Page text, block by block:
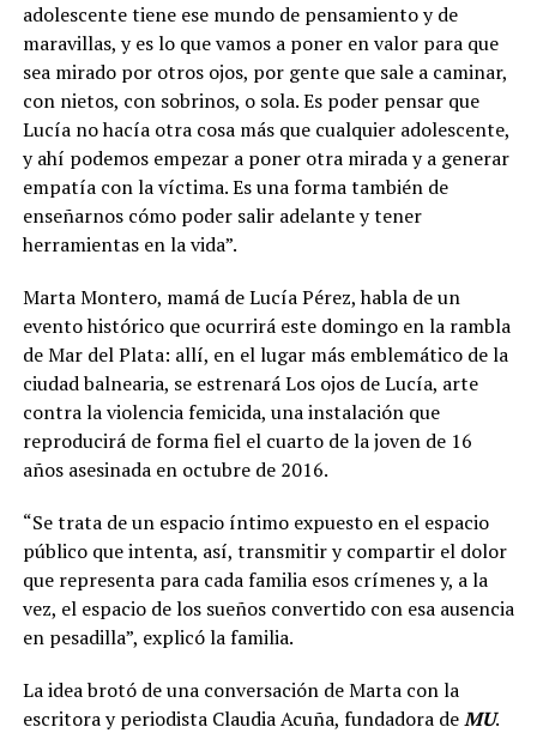
adolescente tiene ese mundo de pensamiento y de
maravillas, y es lo que vamos a poner en valor para que
sea mirado por otros ojos, por gente que sale a caminar,
con nietos, con sobrinos, o sola. Es poder pensar que
Lucía no hacía otra cosa más que cualquier adolescente,
y ahí podemos empezar a poner otra mirada y a generar
empatía con la víctima. Es una forma también de
enseñarnos cómo poder salir adelante y tener
herramientas en la vida”.
Marta Montero, mamá de Lucía Pérez, habla de un
evento histórico que ocurrirá este domingo en la rambla
de Mar del Plata: allí, en el lugar más emblemático de la
ciudad balnearia, se estrenará Los ojos de Lucía, arte
contra la violencia femicida, una instalación que
reproducirá de forma fiel el cuarto de la joven de 16
años asesinada en octubre de 2016.
“Se trata de un espacio íntimo expuesto en el espacio
público que intenta, así, transmitir y compartir el dolor
que representa para cada familia esos crímenes y, a la
vez, el espacio de los sueños convertido con esa ausencia
en pesadilla”, explicó la familia.
La idea brotó de una conversación de Marta con la
escritora y periodista Claudia Acuña, fundadora deMU.